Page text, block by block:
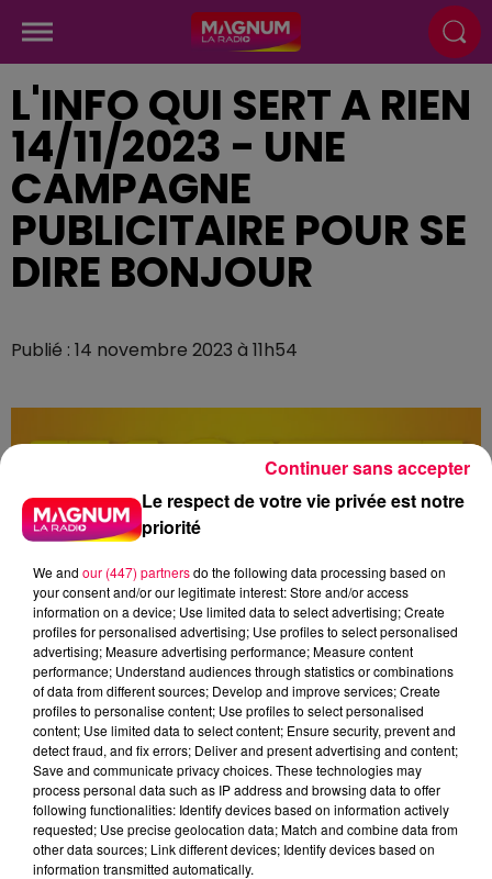
L'INFO QUI SERT A RIEN
14/11/2023 - UNE
CAMPAGNE
PUBLICITAIRE POUR SE
DIRE BONJOUR
Publié : 14 novembre 2023 à 11h54
Le respect de votre vie privée est notre
priorité
We and our (447) partnersdo the following data processing based on
your consent and/or our legitimate interest: Store and/or access
information on a device; Use limited data to select advertising; Create
profiles for personalised advertising; Use profiles to select personalised
advertising; Measure advertising performance; Measure content
performance; Understand audiences through statistics or combinations
of data from different sources; Develop and improve services; Create
profiles to personalise content; Use profiles to select personalised
content; Use limited data to select content; Ensure security, prevent and
detect fraud, and fix errors; Deliver and present advertising and content;
Save and communicate privacy choices. These technologies may
process personal data such as IP address and browsing data to offer
following functionalities: Identify devices based on information actively
requested; Use precise geolocation data; Match and combine data from
other data sources; Link different devices; Identify devices based on
information transmitted automatically.
Continuer sans accepter